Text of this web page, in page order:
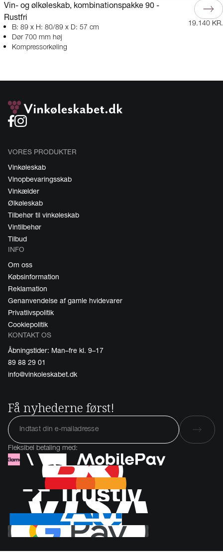
Vin- og ølkøleskab, kombinationspakke 90 -
Rustfri
B: 89 x H: 80/89 x D: 57 cm
Dør 700 mm høj
Kompressorkøling
19.140 KR.
VORES PRODUKTER
Vinkøleskab
Vinopbevaringsskab
Vinkælder
Ølkøleskab
Tilbehør til vinkøleskab
Vintilbehør
Tilbud
INFO
Om oss
Købsinformation
Reklamation
Genanvendelse af gamle hvidevarer
Privatlivspolitik
Cookiepolitik
KONTAKT OS
Åbningstider: Man–fre kl. 9–17
89 88 29 01
info@vinkoleskabet.dk
Få nyhederne først!
Fleksibel betaling med: